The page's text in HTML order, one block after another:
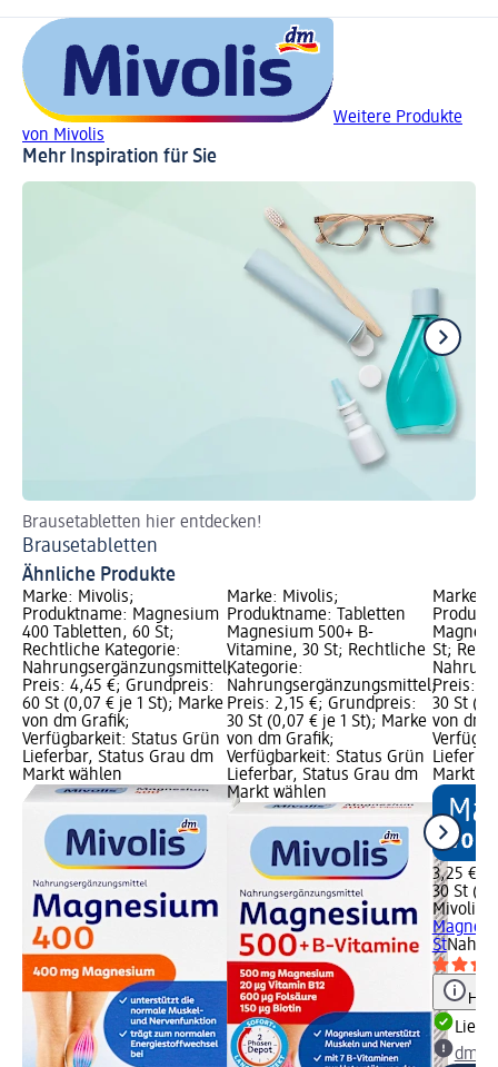
Weitere Produkte
von Mivolis
Mehr Inspiration für Sie
Brausetabletten hier entdecken!
Brausetabletten
Ähnliche Produkte
Marke: Mivolis;
Produktname: Magnesium
400 Tabletten, 60 St;
Rechtliche Kategorie:
Nahrungsergänzungsmittel;
Preis: 4,45 €; Grundpreis:
60 St (0,07 € je 1 St); Marke
von dm Grafik;
Verfügbarkeit: Status Grün
Lieferbar, Status Grau dm
Markt wählen
Marke: Mivolis;
Produktname: Tabletten
Magnesium 500+ B-
Vitamine, 30 St; Rechtliche
Kategorie:
Nahrungsergänzungsmittel;
Preis: 2,15 €; Grundpreis:
30 St (0,07 € je 1 St); Marke
von dm Grafik;
Verfügbarkeit: Status Grün
Lieferbar, Status Grau dm
Markt wählen
Marke:
St;
Preis:
30 St
von dm
Markt
3,25 €
30 St
Mivolis
St
dm